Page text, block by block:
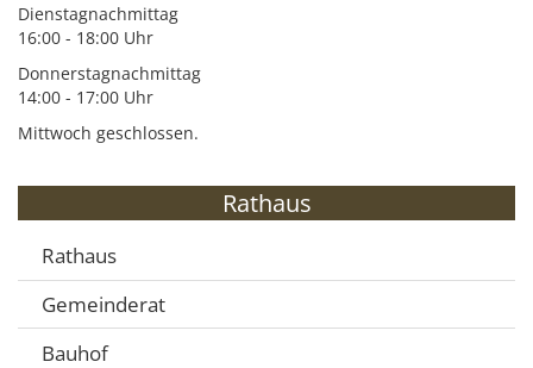
Dienstagnachmittag
16:00 - 18:00 Uhr
Donnerstagnachmittag
14:00 - 17:00 Uhr
Mittwoch geschlossen.
Rathaus
Rathaus
Gemeinderat
Bauhof